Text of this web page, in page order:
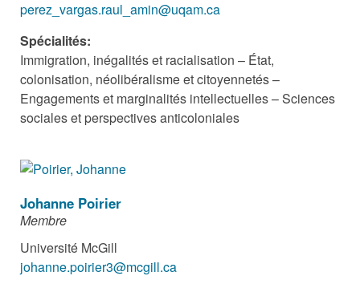
perez_vargas.raul_amin@uqam.ca
Spécialités:
Immigration, inégalités et racialisation – État,
colonisation, néolibéralisme et citoyennetés –
Engagements et marginalités intellectuelles – Sciences
sociales et perspectives anticoloniales
Johanne Poirier
Membre
Université McGill
johanne.poirier3@mcgill.ca